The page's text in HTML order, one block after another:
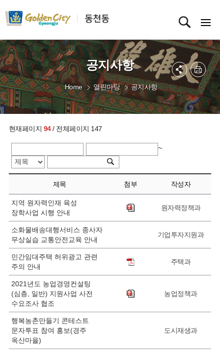
공지사항
Home 열린마당 공지사항
현재페이지 94/ 전체페이지 147
~
제목 첨부 작성자
지역 원자력인재 육성
장학사업 시행 안내
원자력정책과
소화물배송대행서비스 종사자
무상실습 교통안전교육 안내
기업투자지원과
민간임대주택 허위광고 관련
주의 안내
주택과
2021년도 농업경영컨설팅
(심층, 일반) 지원사업 사전
수요조사 협조
농업정책과
행복농촌만들기 콘테스트
문자투표 참여 홍보(경주
옥산마을)
도시재생과